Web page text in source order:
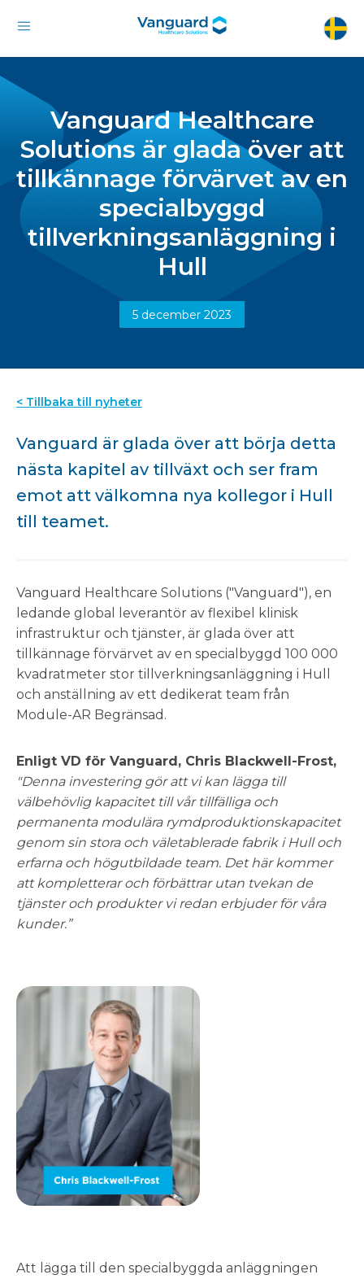
Vanguard Healthcare
Solutions är glada över att
tillkännage förvärvet av en
specialbyggd
tillverkningsanläggning i
Hull
5 december 2023
< Tillbaka till nyheter
Vanguard är glada över att börja detta
nästa kapitel av tillväxt och ser fram
emot att välkomna nya kollegor i Hull
till teamet.
Vanguard Healthcare Solutions ("Vanguard"), en
ledande global leverantör av flexibel klinisk
infrastruktur och tjänster, är glada över att
tillkännage förvärvet av en specialbyggd 100 000
kvadratmeter stor tillverkningsanläggning i Hull
och anställning av ett dedikerat team från
Module-AR Begränsad.
Enligt VD för Vanguard, Chris Blackwell-Frost,
"Denna investering gör att vi kan lägga till
välbehövlig kapacitet till vår tillfälliga och
permanenta modulära rymdproduktionskapacitet
genom sin stora och väletablerade fabrik i Hull och
erfarna och högutbildade team. Det här kommer
att kompletterar och förbättrar utan tvekan de
tjänster och produkter vi redan erbjuder för våra
kunder.”
Att lägga till den specialbyggda anläggningen